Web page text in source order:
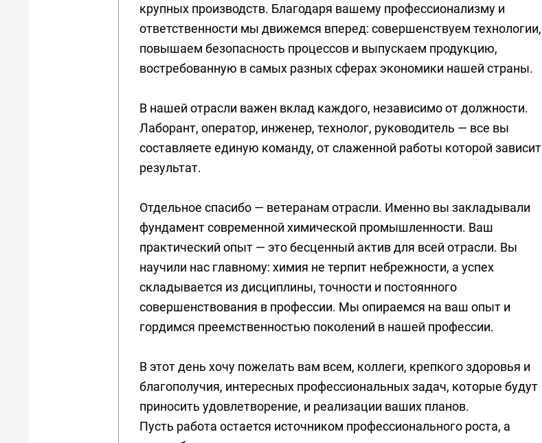
крупных производств. Благодаря вашему профессионализму и
ответственности мы движемся вперед: совершенствуем технологии,
повышаем безопасность процессов и выпускаем продукцию,
востребованную в самых разных сферах экономики нашей страны.
В нашей отрасли важен вклад каждого, независимо от должности.
Лаборант, оператор, инженер, технолог, руководитель — все вы
составляете единую команду, от слаженной работы которой зависит
результат.
Отдельное спасибо — ветеранам отрасли. Именно вы закладывали
фундамент современной химической промышленности. Ваш
практический опыт — это бесценный актив для всей отрасли. Вы
научили нас главному: химия не терпит небрежности, а успех
складывается из дисциплины, точности и постоянного
совершенствования в профессии. Мы опираемся на ваш опыт и
гордимся преемственностью поколений в нашей профессии.
В этот день хочу пожелать вам всем, коллеги, крепкого здоровья и
благополучия, интересных профессиональных задач, которые будут
приносить удовлетворение, и реализации ваших планов.
Пусть работа остается источником профессионального роста, а